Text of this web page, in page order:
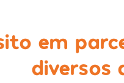
em
diversos